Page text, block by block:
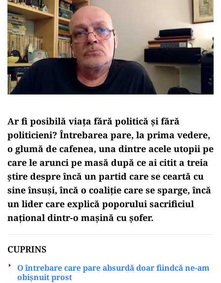
Ar fi posibilă viața fără politică și fără
politicieni? Întrebarea pare, la prima vedere,
o glumă de cafenea, una dintre acele utopii pe
care le arunci pe masă după ce ai citit a treia
știre despre încă un partid care se ceartă cu
sine însuși, încă o coaliție care se sparge, încă
un lider care explică poporului sacrificiul
național dintr-o mașină cu șofer.
CUPRINS
O întrebare care pare absurdă doar fiindcă ne-am
obișnuit prost